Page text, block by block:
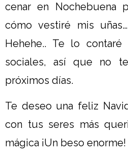
cenar en Nochebuena
cómo vestiré mis
Hehehe.. Te lo
sociales, así que no
próximos días.
Te deseo una feliz
con tus seres más
mágica ¡Un beso enorme!